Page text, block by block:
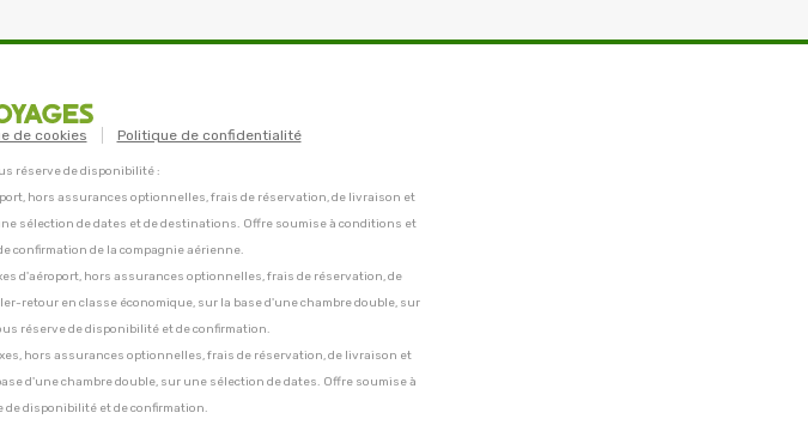
de cookies Politique de confidentialité
réserve de disponibilité :
hors assurances optionnelles, frais de réservation, de livraison et
sélection de dates et de destinations. Offre soumise à conditions et
confirmation de la compagnie aérienne.
d'aéroport, hors assurances optionnelles, frais de réservation, de
retour en classe économique, sur la base d'une chambre double, sur
réserve de disponibilité et de confirmation.
hors assurances optionnelles, frais de réservation, de livraison et
d'une chambre double, sur une sélection de dates. Offre soumise à
disponibilité et de confirmation.